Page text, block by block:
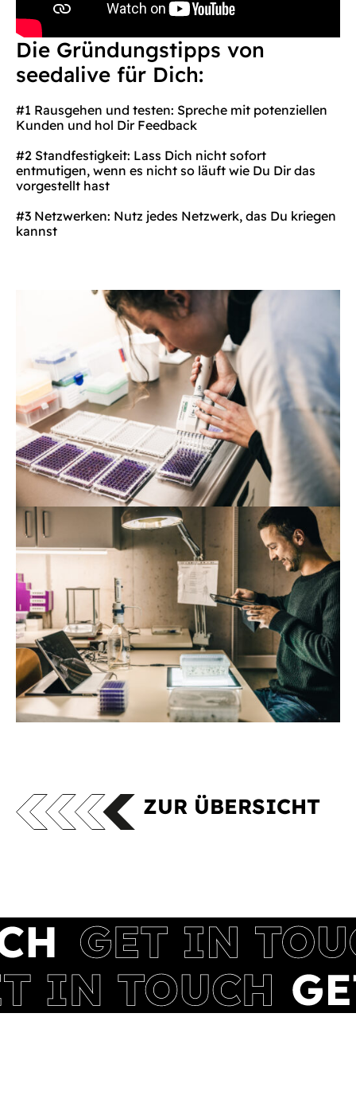
Die Gründungstipps von
seedalive für Dich:
#1 Rausgehen und testen: Spreche mit potenziellen
Kunden und hol Dir Feedback
#2 Standfestigkeit: Lass Dich nicht sofort
entmutigen, wenn es nicht so läuft wie Du Dir das
vorgestellt hast
#3 Netzwerken: Nutz jedes Netzwerk, das Du kriegen
kannst
ZUR ÜBERSICHT